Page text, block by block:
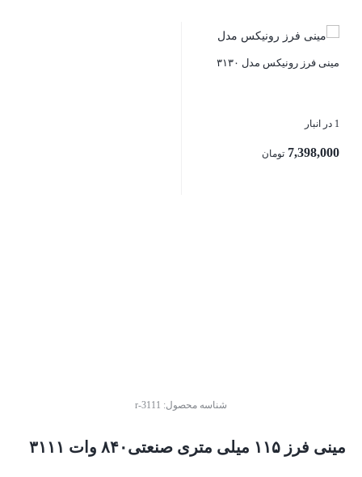
مینی فرز رونیکس مدل ۳۱۳۰
1 در انبار
7,398,000 تومان
شناسه محصول: r-3111
مینی فرز ۱۱۵ میلی متری صنعتی۸۴۰ وات ۳۱۱۱